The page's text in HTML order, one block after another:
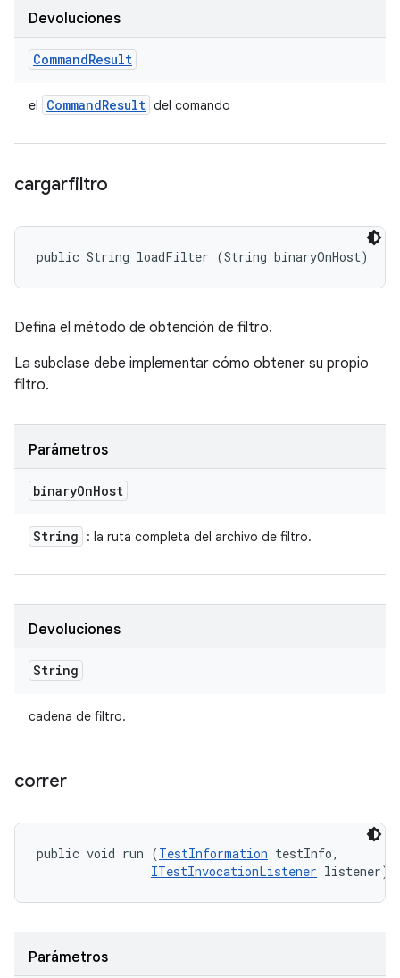
Devoluciones
CommandResult
el CommandResult del comando
cargarfiltro
public String loadFilter (String binaryOnHost)
Defina el método de obtención de filtro.
La subclase debe implementar cómo obtener su propio
filtro.
Parámetros
binaryOnHost
String : la ruta completa del archivo de filtro.
Devoluciones
String
cadena de filtro.
correr
public void run (TestInformation testInfo,
ITestInvocationListener listener)
Parámetros